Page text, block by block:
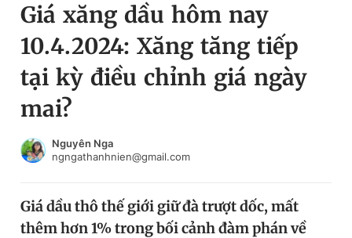
Chuyên mục
Chuyên mục khác
Chào ngày mới
Tin thị trường Tin 360
Video Magazine
Đổi mật khẩu
Tin đã lưu
Tin đã xem
Giá xăng dầu hôm nay
10.4.2024: Xăng tăng tiếp
tại kỳ điều chỉnh giá ngày
mai?
Nguyên Nga
ngngathanhnien@gmail.com
Giá dầu thô thế giới giữ đà trượt dốc, mất
thêm hơn 1% trong bối cảnh đàm phán về